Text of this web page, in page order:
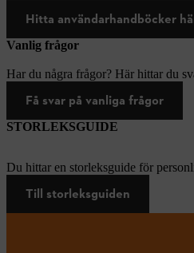
Hitta användarhandböcker
Vanlig frågor
Har du några frågor? Här hittar du
Få svar på vanliga frågor
STORLEKSGUIDE
Du hittar en storleksguide för
Till storleksguiden